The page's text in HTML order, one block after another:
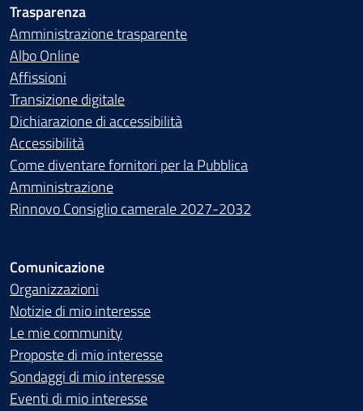
Trasparenza
Amministrazione trasparente
Albo Online
Affissioni
Transizione digitale
Dichiarazione di accessibilità
Accessibilità
Come diventare fornitori per la Pubblica
Amministrazione
Rinnovo Consiglio camerale 2027-2032
Comunicazione
Organizzazioni
Notizie di mio interesse
Le mie community
Proposte di mio interesse
Sondaggi di mio interesse
Eventi di mio interesse